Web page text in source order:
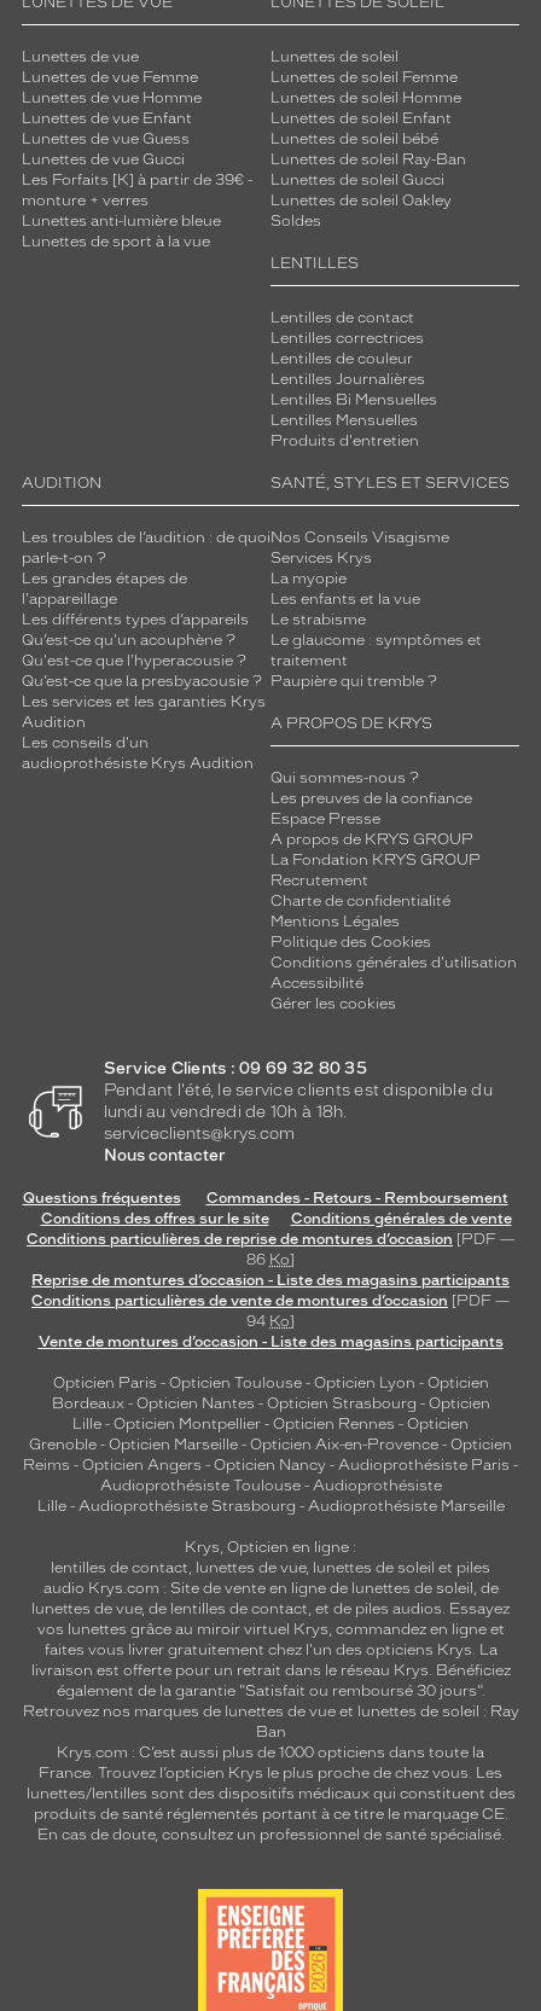
Lunettes de vue
Lunettes de vue Femme
Lunettes de vue Homme
Lunettes de vue Enfant
Lunettes de vue Guess
Lunettes de vue Gucci
Les Forfaits [K] à partir de 39€ -
monture + verres
Lunettes anti-lumière bleue
Lunettes de sport à la vue
Lunettes de soleil
Lunettes de soleil Femme
Lunettes de soleil Homme
Lunettes de soleil Enfant
Lunettes de soleil bébé
Lunettes de soleil Ray-Ban
Lunettes de soleil Gucci
Lunettes de soleil Oakley
Soldes
LENTILLES
Lentilles de contact
Lentilles correctrices
Lentilles de couleur
Lentilles Journalières
Lentilles Bi Mensuelles
Lentilles Mensuelles
Produits d'entretien
AUDITION
Les troubles de l’audition : de quoi
parle-t-on ?
Les grandes étapes de
l'appareillage
Les différents types d’appareils
Qu’est-ce qu'un acouphène ?
Qu'est-ce que l'hyperacousie ?
Qu’est-ce que la presbyacousie ?
Les services et les garanties Krys
Audition
Les conseils d'un
audioprothésiste Krys Audition
SANTÉ, STYLES ET SERVICES
Nos Conseils Visagisme
Services Krys
La myopie
Les enfants et la vue
Le strabisme
Le glaucome : symptômes et
traitement
Paupière qui tremble ?
A PROPOS DE KRYS
Qui sommes-nous ?
Les preuves de la confiance
Espace Presse
A propos de KRYS GROUP
La Fondation KRYS GROUP
Recrutement
Charte de confidentialité
Mentions Légales
Politique des Cookies
Conditions générales d'utilisation
Accessibilité
Gérer les cookies
Service Clients : 09 69 32 80 35
Pendant l'été, le service clients est disponible du
lundi au vendredi de 10h à 18h.
serviceclients@krys.com
Nous contacter
Questions fréquentes
Commandes - Retours - Remboursement
Conditions des offres sur le site
Conditions générales de vente
Conditions particulières de reprise de montures d’occasion [PDF —
86 Ko]
Reprise de montures d’occasion - Liste des magasins participants
Conditions particulières de vente de montures d’occasion [PDF —
94 Ko]
Vente de montures d’occasion - Liste des magasins participants
Opticien Paris - Opticien Toulouse- Opticien Lyon - Opticien
Bordeaux- Opticien Nantes - Opticien Strasbourg - Opticien
Lille - Opticien Montpellier - Opticien Rennes - Opticien
Grenoble - Opticien Marseille - Opticien Aix-en-Provence - Opticien
Reims - Opticien Angers - Opticien Nancy - Audioprothésiste Paris -
Audioprothésiste Toulouse- Audioprothésiste
Lille- Audioprothésiste Strasbourg - Audioprothésiste Marseille
Krys, Opticien en ligne :
lentilles de contact lunettes de vue, lunettes de soleil et piles
audio Krys.com : Site de vente en ligne de lunettes de soleil, de
lunettes de vue, de lentilles de contact , et de piles audios. Essayez
vos lunettes grâce au miroir virtuel Krys, commandez en ligne et
faites vous livrer gratuitement chez l'un des opticiens Krys. La
livraison est offerte pour un retrait dans le réseau Krys. Bénéficiez
également de la garantie "Satisfait ou remboursé 30 jours".
Retrouvez nos marques de lunettes de vue et lunettes de soleil : Ray
Ban
Krys.com : C’est aussi plus de 1000 opticiens dans toute la
France. Trouvez l’opticien Krys le plus proche de chez vous . Les
lunettes/lentilles sont des dispositifs médicaux qui constituent des
produits de santé réglementés portant à ce titre le marquage CE.
En cas de doute, consultez un professionnel de santé spécialisé.